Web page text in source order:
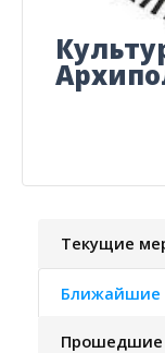
Текущие
Ближайшие
Прошедшие